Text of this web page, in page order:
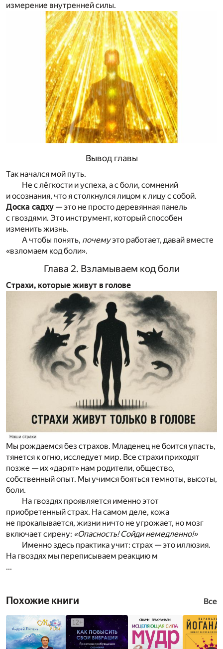
измерение внутренней силы.
Вывод главы
Так начался мой путь.
Не с лёгкости и успеха, а с боли, сомнений
и осознания, что я столкнулся лицом к лицу с собой.
Доска садху — это не просто деревянная панель
с гвоздями. Это инструмент, который способен
изменить жизнь.
А чтобы понять, почемуэто работает, давай вместе
«взломаем код боли».
Глава 2. Взламываем код боли
Страхи, которые живут в голове
Мы рождаемся без страхов. Младенец не боится упасть,
тянется к огню, исследует мир. Все страхи приходят
позже — их «дарят» нам родители, общество,
собственный опыт. Мы учимся бояться темноты, высоты,
боли.
На гвоздях проявляется именно этот
приобретенный страх. На самом деле, кожа
не прокалывается, жизни ничто не угрожает, но мозг
включает сирену: «Опасность! Сойди немедленно!»
Именно здесь практика учит: страх — это иллюзия.
На гвоздях мы переписываем реакцию м
...
Похожие книги Все